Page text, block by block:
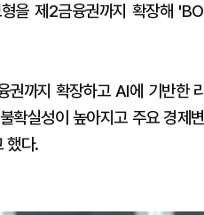
을 제2금융권까지 확장해
권까지 확장하고 AI에 기반한
확실성이 높아지고 주요 경제
했다.